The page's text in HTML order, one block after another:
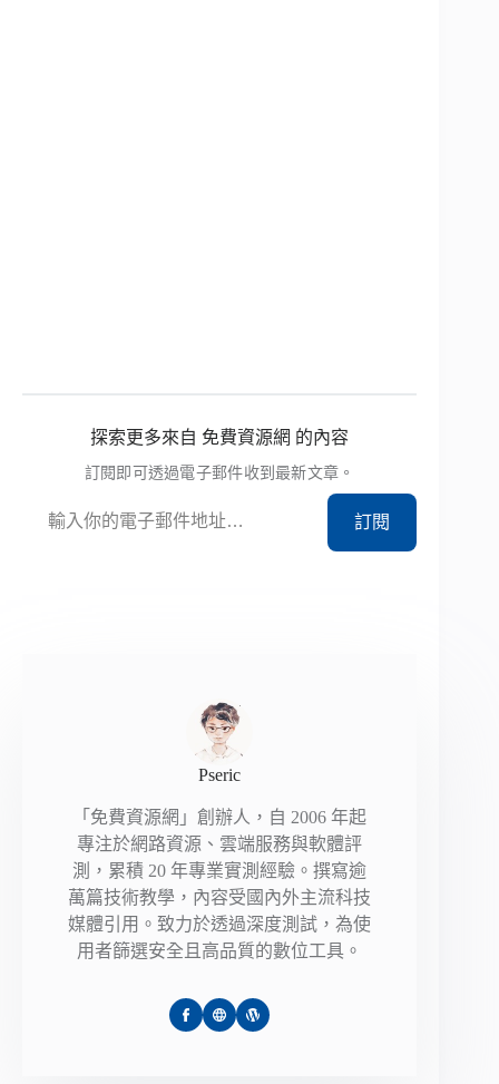
探索更多來自 免費資源網 的內容
訂閱即可透過電子郵件收到最新文章。
訂閱
Pseric
「免費資源網」創辦人，自 2006 年起
專注於網路資源、雲端服務與軟體評
測，累積 20 年專業實測經驗。撰寫逾
萬篇技術教學，內容受國內外主流科技
媒體引用。致力於透過深度測試，為使
用者篩選安全且高品質的數位工具。